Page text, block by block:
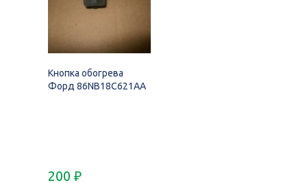
Кнопка обогрева
Форд 86NB18C621AA
200 ₽